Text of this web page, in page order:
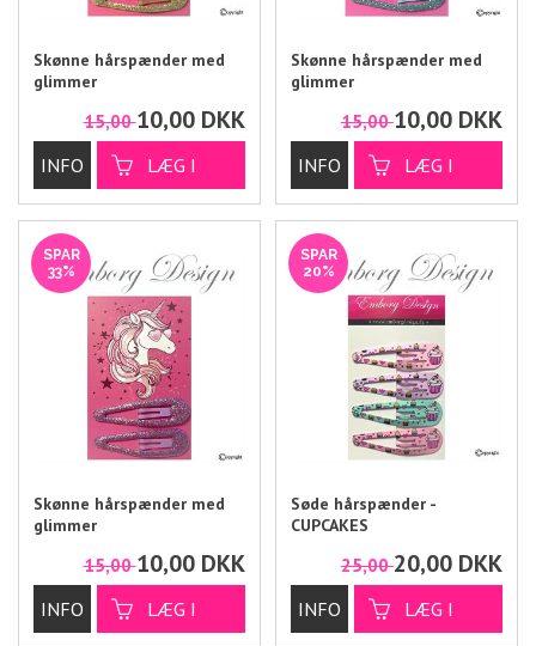
Skønne hårspænder med
glimmer
15,0010,00 DKK
Skønne hårspænder med
glimmer
15,0010,00 DKK
SPAR
33%
Skønne hårspænder med
glimmer
15,0010,00 DKK
SPAR
20%
Søde hårspænder -
CUPCAKES
25,0020,00 DKK